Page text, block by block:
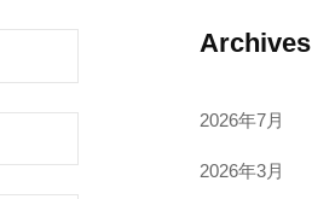
Archives
2026年7月
2026年3月